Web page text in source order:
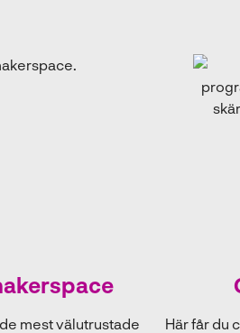
mest välutrustade
Här får du